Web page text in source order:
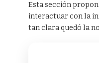
Esta sección
interactuar con la
tan clara quedó la